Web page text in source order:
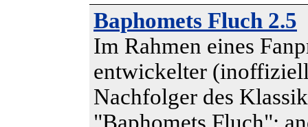
Baphomets Fluch 2.5
Im Rahmen eines
entwickelter
Nachfolger des